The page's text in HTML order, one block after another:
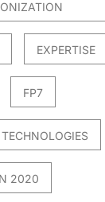
EXPERTISE
FP7
2020